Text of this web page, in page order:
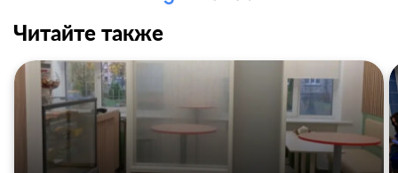
Читайте также